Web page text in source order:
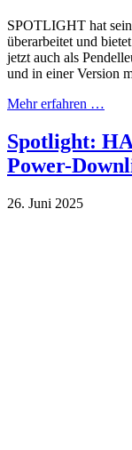
SPOTLIGHT hat
überarbeitet und
jetzt auch als
und in einer Version
Mehr erfahren …
Spotlight:
Power-
26. Juni 2025